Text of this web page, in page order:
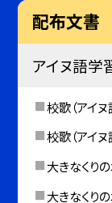
配布文書
アイヌ語学
校歌（アイヌ
校歌（アイヌ
大きなくり
大きなくり